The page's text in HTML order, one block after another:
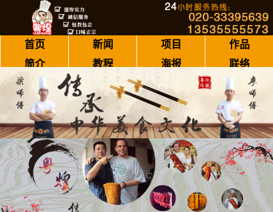
首页 新闻 项目
作品
简介
教程 海报 联络